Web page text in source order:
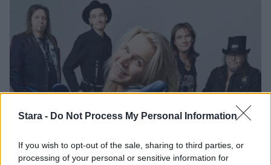
Stara - Do Not Process My Personal Information
If you wish to opt-out of the sale, sharing to third parties, or
processing of your personal or sensitive information for
Viihdeuutiset